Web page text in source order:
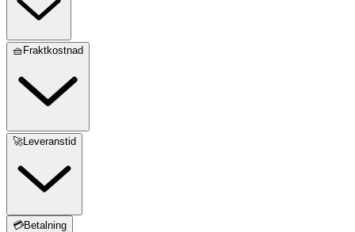
🧺Fraktkostnad
🚀Leveranstid
💳Betalning